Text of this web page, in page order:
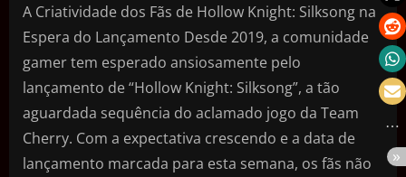
A Criatividade dos Fãs de Hollow Knight: Silksong na
Espera do Lançamento Desde 2019, a comunidade
gamer tem esperado ansiosamente pelo
lançamento de “Hollow Knight: Silksong”, a tão
aguardada sequência do aclamado jogo da Team
Cherry. Com a expectativa crescendo e a data de
lançamento marcada para esta semana, os fãs não